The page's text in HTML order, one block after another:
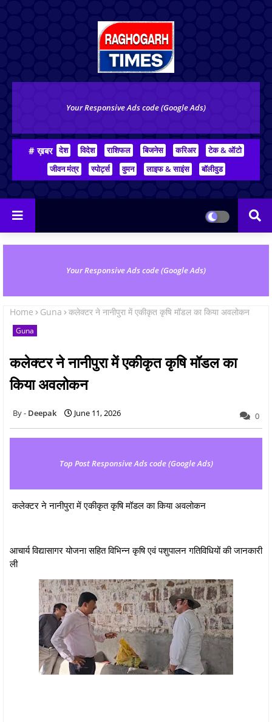
Your Responsive Ads code (Google Ads)
# ख़बर देश विदेश राशिफल बिजनेस करिअर
टेक & ऑटो
जीवन मंत्र
स्पोर्ट्स वुमन लाइफ & साइंस बॉलीवुड
Your Responsive Ads code (Google Ads)
Home Guna कलेक्टर ने नानीपुरा में एकीकृत कृषि मॉडल का किया अवलोकन
Guna
कलेक्टर ने नानीपुरा में एकीकृत कृषि मॉडल का
किया अवलोकन
Deepak June 11, 2026 0
Top Post Responsive Ads code (Google Ads)
कलेक्टर ने नानीपुरा में एकीकृत कृषि मॉडल का किया अवलोकन
आचार्य विद्यासागर योजना सहित विभिन्न कृषि एवं पशुपालन गतिविधियों की जानकारी
ली